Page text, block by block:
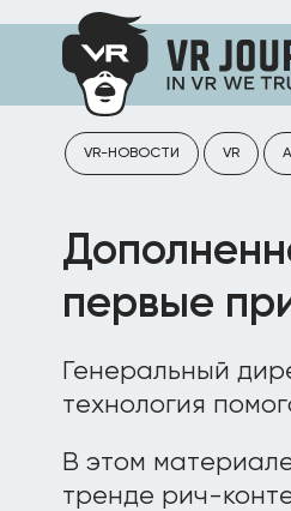
VR-НОВОСТИ VR
первые
Генеральный
технология
В этом
тренде рич-